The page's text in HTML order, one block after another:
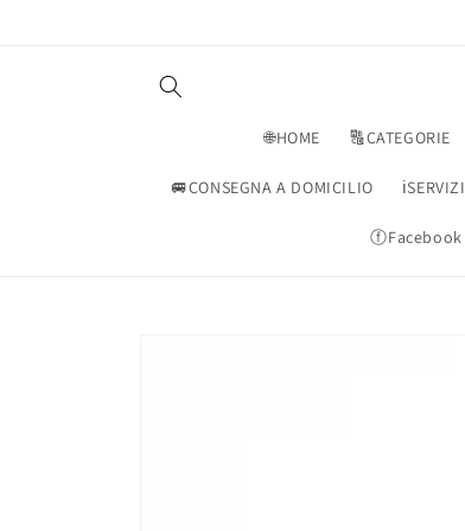
🌐HOME 🔠CATEGORIE
🚐CONSEGNA A DOMICILIO ℹ️SERVIZI
ⓕFacebook